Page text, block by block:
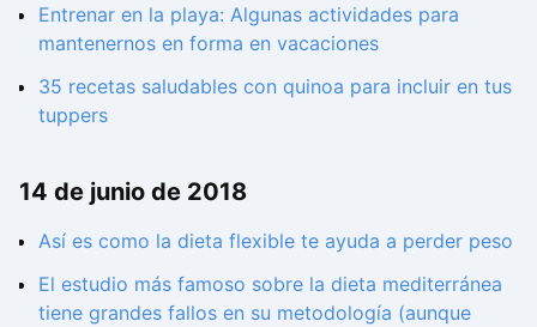
Entrenar en la playa: Algunas actividades para
mantenernos en forma en vacaciones
35 recetas saludables con quinoa para incluir en tus
tuppers
14 de junio de 2018
Así es como la dieta flexible te ayuda a perder peso
El estudio más famoso sobre la dieta mediterránea
tiene grandes fallos en su metodología (aunque